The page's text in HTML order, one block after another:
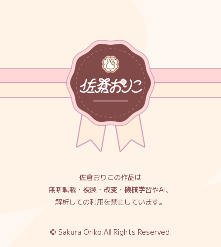
佐倉おりこの作品は
無断転載・複製・改変・機械学習やAI、
解析しての利用を禁止しています。
© Sakura Oriko.All Rights Reserved.